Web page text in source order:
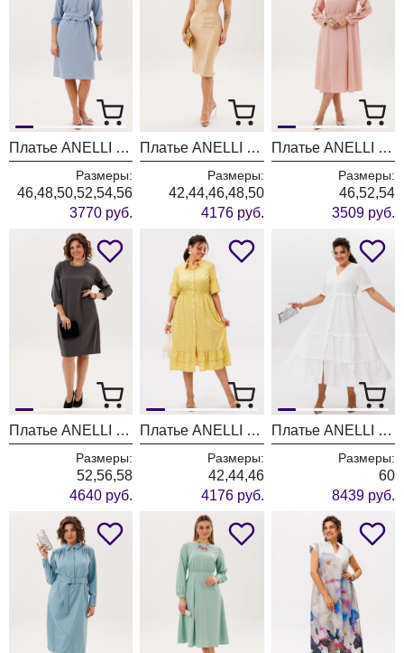
Платье ANELLI LAUREL 1773 незабудка
Размеры:
46,48,50,52,54,56
3770 руб.
Платье ANELLI LAUREL 1823 медовый нектар
Размеры:
42,44,46,48,50
4176 руб.
Платье ANELLI LAUREL 1836 дымчатая роза
Размеры:
46,52,54
3509 руб.
Платье ANELLI LAUREL 061 маренго
Размеры:
52,56,58
4640 руб.
Платье ANELLI LAUREL 1555 солнечное
Размеры:
42,44,46
4176 руб.
Платье ANELLI LAUREL 1610 спящая красавица
Размеры:
60
8439 руб.